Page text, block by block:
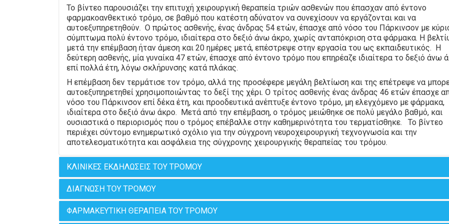
Το βίντεο παρουσιάζει την επιτυχή χειρουργική θεραπεία τριών ασθενών που έπασχαν από έντονο
φαρμακοανθεκτικό τρόμο, σε βαθμό που κατέστη αδύνατον να συνεχίσουν να εργάζονται και να
αυτοεξυπηρετηθούν. Ο πρώτος ασθενής, ένας άνδρας 54 ετών, έπασχε από νόσο του Πάρκινσον με
σύμπτωμα πολύ έντονο τρόμο, ιδιαίτερα στο δεξιό άνω άκρο, χωρίς ανταπόκριση στα φάρμακα. Η
μετά την επέμβαση ήταν άμεση και 20 ημέρες μετά, επέστρεψε στην εργασία του ως εκπαιδευτικός. Η
δεύτερη ασθενής, μία γυναίκα 47 ετών, έπασχε από έντονο τρόμο που επηρέαζε ιδιαίτερα το δεξιό άνω
επί πολλά έτη, λόγω σκλήρυνσης κατά πλάκας.
Η επέμβαση δεν τερμάτισε τον τρόμο, αλλά της προσέφερε μεγάλη βελτίωση και της επέτρεψε να
αυτοεξυπηρετηθεί χρησιμοποιώντας το δεξί της χέρι. Ο τρίτος ασθενής ένας άνδρας 46 ετών έπασχε
νόσο του Πάρκινσον επί δέκα έτη, και προοδευτικά ανέπτυξε έντονο τρόμο, μη ελεγχόμενο με φάρμακα,
ιδιαίτερα στο δεξιό άνω άκρο. Μετά από την επέμβαση, ο τρόμος μειώθηκε σε πολύ μεγάλο βαθμό, και
ουσιαστικά ο περιορισμός που ο τρόμος επέβαλλε στην καθημερινότητα του τερματίσθηκε. Το βίντεο
περιέχει σύντομο ενημερωτικό σχόλιο για την σύγχρονη νευροχειρουργική τεχνογνωσία και την
αποτελεσματικότητα και ασφάλεια της σύγχρονης χειρουργικής θεραπείας του τρόμου.
ΚΛΙΝΙΚΕΣ ΕΚΔΗΛΩΣΕΙΣ ΤΟΥ ΤΡΟΜΟΥ
Ο ιδιοπαθής τρόμος μπορεί να είναι τρόμος θέσεως ή ενεργείας, και “λεπτός και ταχύς” ή “αργός και
Αρχίζει συνήθως πρίν την ηλικία των 30 ετών. Επιδεινώνεται από ηθελημένη κίνηση και συναισθηματική
φόρτιση. Ο τρόμος αρχίζει συνήθως στο ένα άνω άκρο και μπορεί να επεκταθεί και στο άλλο άνω άκρο.
ΔΙΑΓΝΩΣΗ ΤΟΥ ΤΡΟΜΟΥ
Η διαγνωση τίθεται με βάση την κλινική εξέταση και το οικογενειακό ιατρικό ιστορικό. Δεν υπάρχουν
βιοχημικές εξετάσεις που να θέτουν την διάγνωση του ιδιοπαθούς τρόμου. Παρά ταύτα, προκειμένου να
ΦΑΡΜΑΚΕΥΤΙΚΗ ΘΕΡΑΠΕΙΑ ΤΟΥ ΤΡΟΜΟΥ